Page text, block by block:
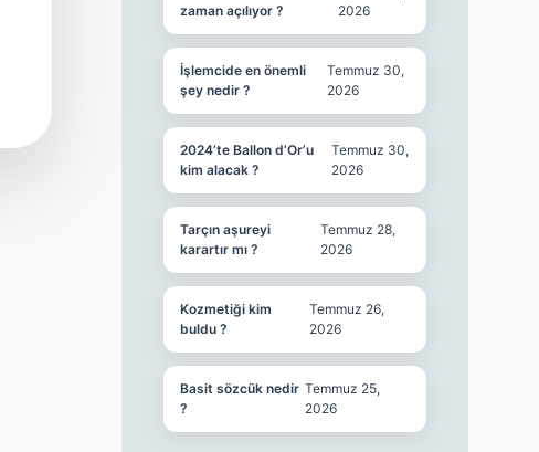
zaman açılıyor ?
2026
İşlemcide en önemli
şey nedir ?
Temmuz 30,
2026
2024’te Ballon d’Or’u
kim alacak ?
Temmuz 30,
2026
Tarçın aşureyi
karartır mı ?
Temmuz 28,
2026
Kozmetiği kim
buldu ?
Temmuz 26,
2026
Basit sözcük nedir
?
Temmuz 25,
2026